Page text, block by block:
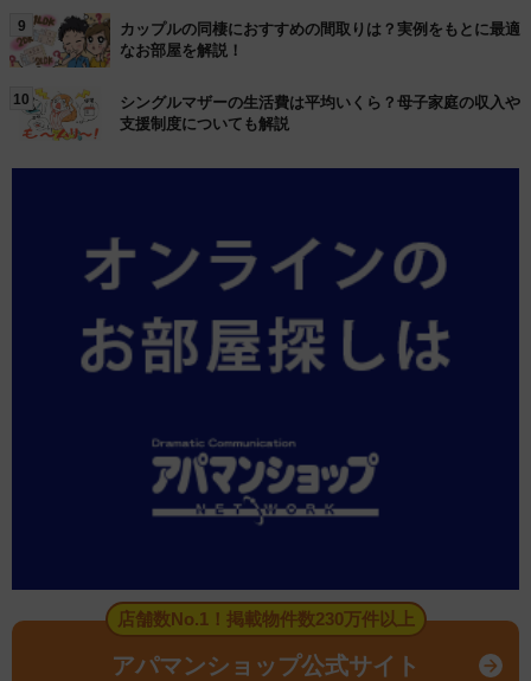
9
カップルの同棲におすすめの間取りは？実例をもとに最適
なお部屋を解説！
10
シングルマザーの生活費は平均いくら？母子家庭の収入や
支援制度についても解説
店舗数No.1！掲載物件数230万件以上
アパマンショップ公式サイト